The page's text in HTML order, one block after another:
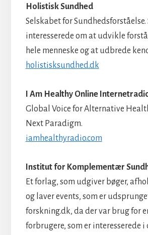
Holistisk Sundhed
Selskabet for Sundhedsforståelse.
interesserede om at udvikle
hele menneske og at udbrede
holistisksundhed.dk
I Am Healthy Online
Global Voice for Alternative
Next Paradigm.
iamhealthyradio.com
Institut for Komplementær
Et forlag, som udgiver bøger,
og laver events, som er
forskning.dk, da der var brug for
forbrugere, som er interesserede i